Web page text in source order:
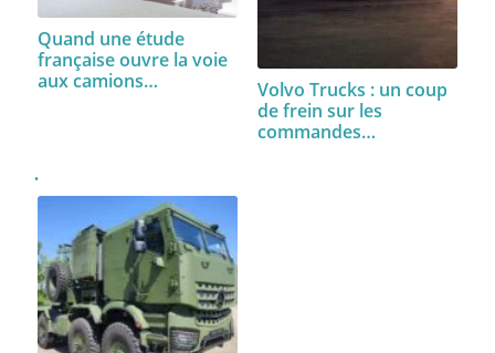
Quand une étude
française ouvre la voie
aux camions…
Volvo Trucks : un coup
de frein sur les
commandes…